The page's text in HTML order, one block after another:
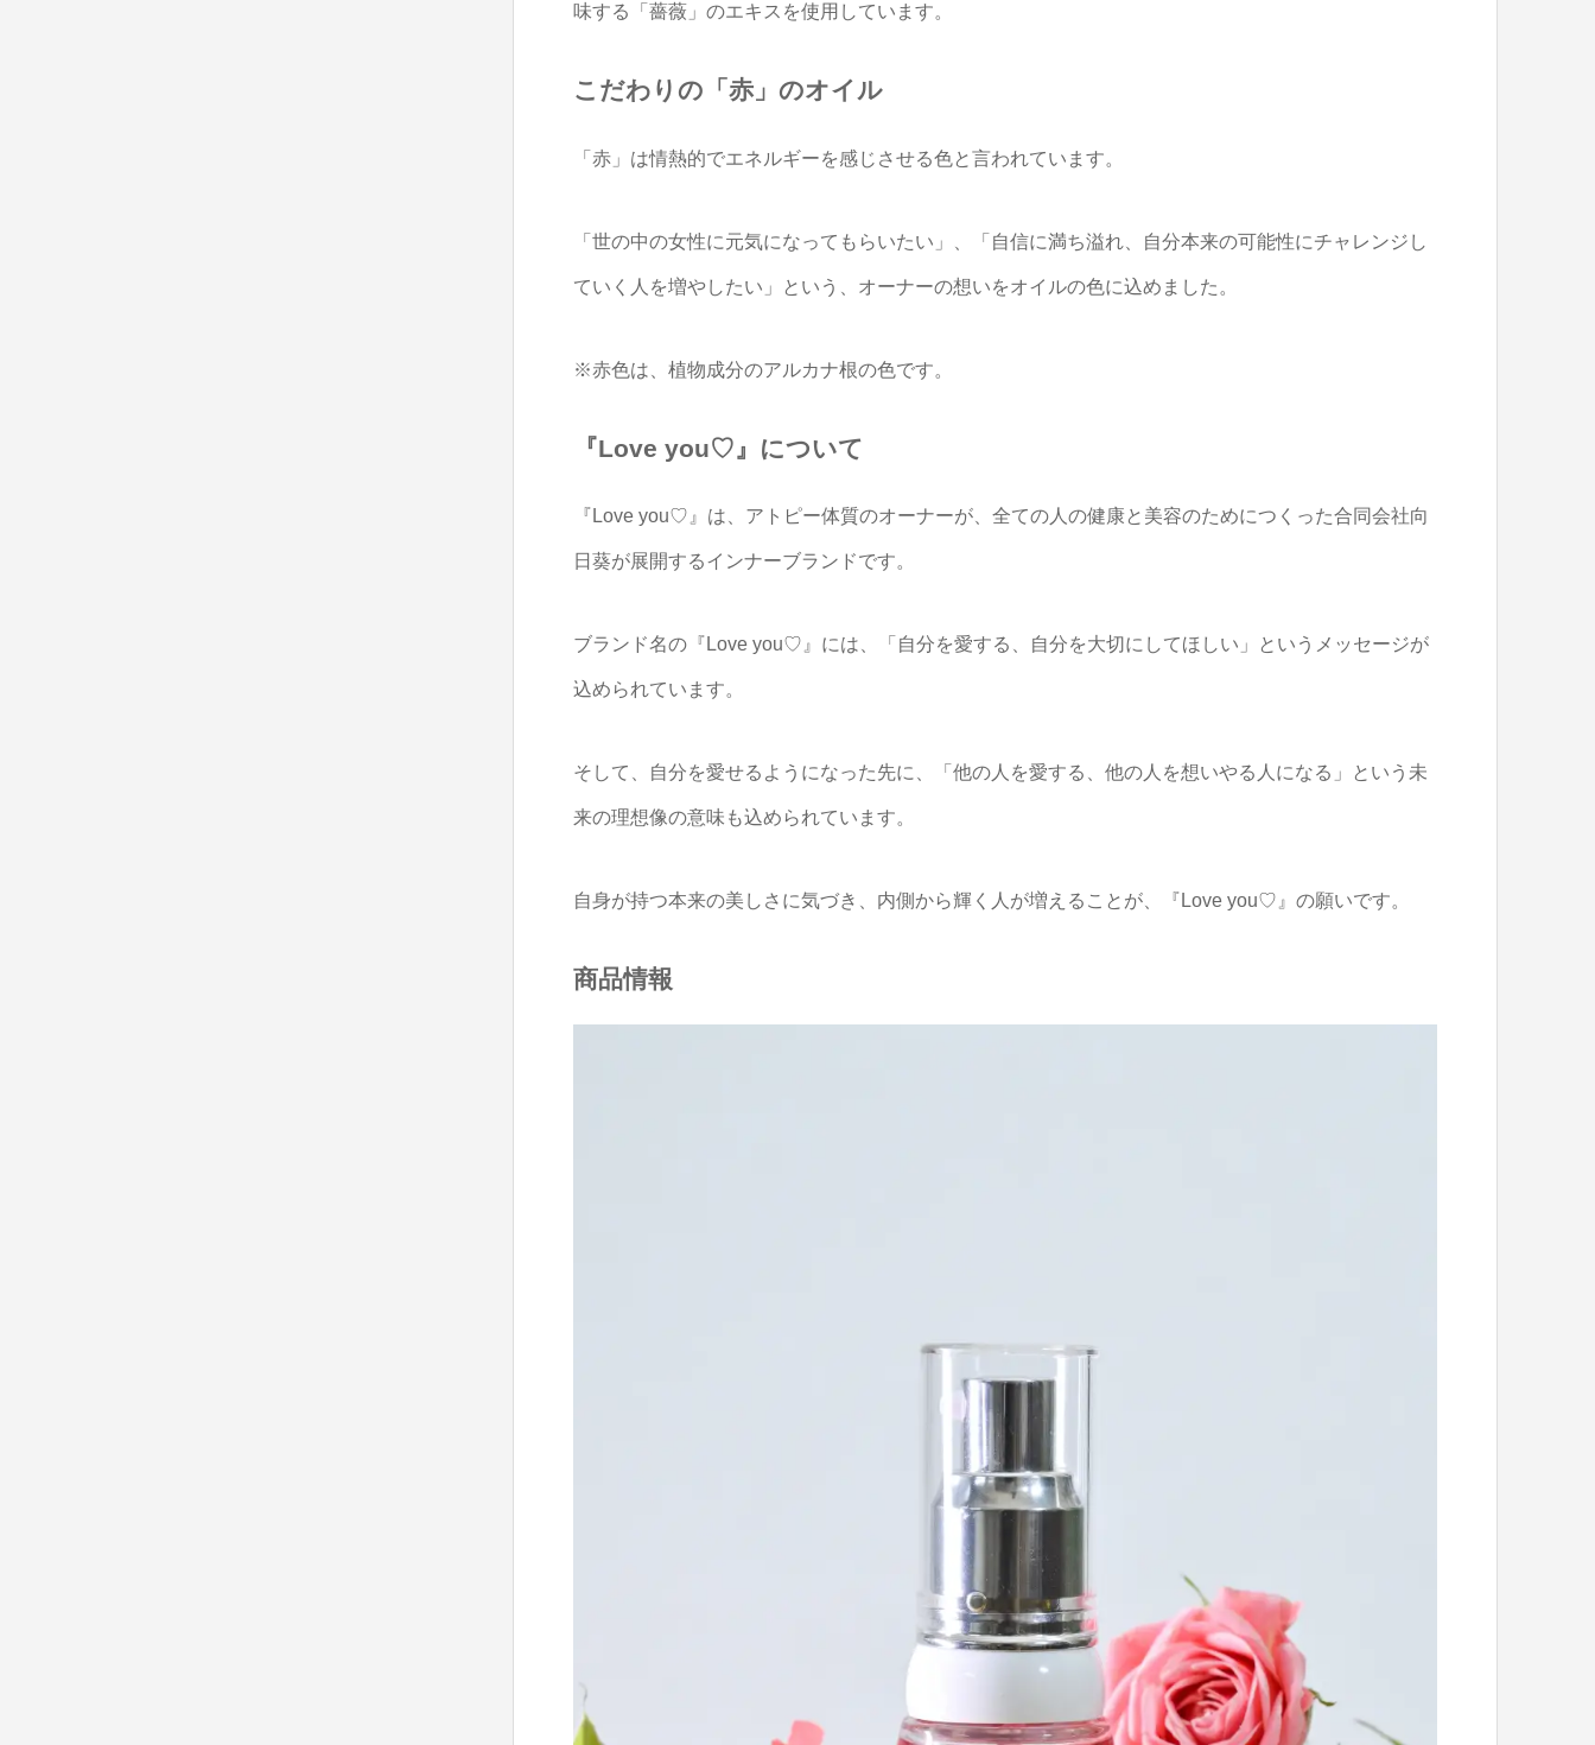
味する「薔薇」のエキスを使用しています。
こだわりの「赤」のオイル
「赤」は情熱的でエネルギーを感じさせる色と言われています。
「世の中の女性に元気になってもらいたい」、「自信に満ち溢れ、自分本来の可能性にチャレンジし
ていく人を増やしたい」という、オーナーの想いをオイルの色に込めました。
※赤色は、植物成分のアルカナ根の色です。
『Love you♡』について
『Love you♡』は、アトピー体質のオーナーが、全ての人の健康と美容のためにつくった合同会社向
日葵が展開するインナーブランドです。
ブランド名の『Love you♡』には、「自分を愛する、自分を大切にしてほしい」というメッセージが
込められています。
そして、自分を愛せるようになった先に、「他の人を愛する、他の人を想いやる人になる」という未
来の理想像の意味も込められています。
自身が持つ本来の美しさに気づき、内側から輝く人が増えることが、『Love you♡』の願いです。
商品情報